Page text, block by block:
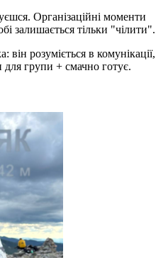
Організаційні моменти
залишається тільки "чілити".
розуміється в комунікації,
групи + смачно готує.